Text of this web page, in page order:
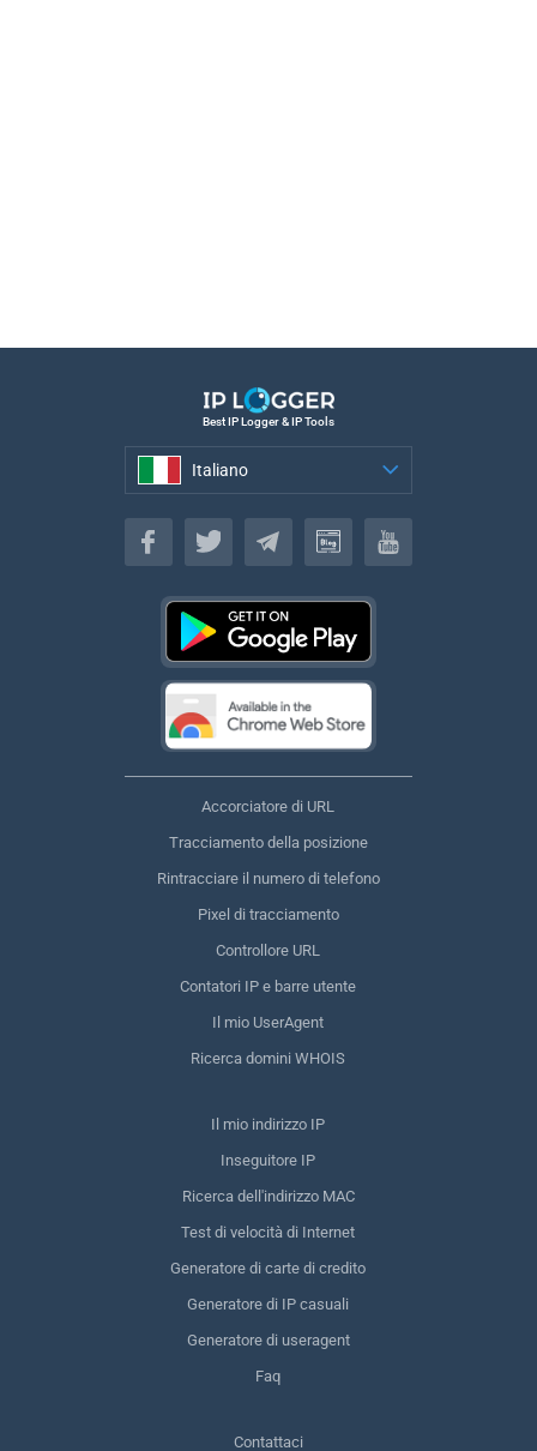
Best IP Logger & IP Tools
Italiano
Italiano
Accorciatore di URL
Tracciamento della posizione
Rintracciare il numero di telefono
Pixel di tracciamento
Controllore URL
Contatori IP e barre utente
Il mio UserAgent
Ricerca domini WHOIS
Il mio indirizzo IP
Inseguitore IP
Ricerca dell'indirizzo MAC
Test di velocità di Internet
Generatore di carte di credito
Generatore di IP casuali
Generatore di useragent
Faq
Contattaci